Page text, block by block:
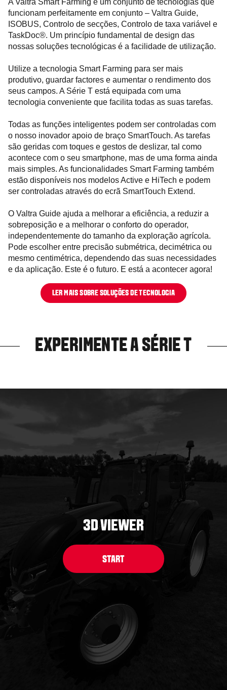
A Valtra Smart Farming é um conjunto de tecnologias que
funcionam perfeitamente em conjunto – Valtra Guide,
ISOBUS, Controlo de secções, Controlo de taxa variável e
TaskDoc®. Um princípio fundamental de design das
nossas soluções tecnológicas é a facilidade de utilização.
Utilize a tecnologia Smart Farming para ser mais
produtivo, guardar factores e aumentar o rendimento dos
seus campos. A Série T está equipada com uma
tecnologia conveniente que facilita todas as suas tarefas.
Todas as funções inteligentes podem ser controladas com
o nosso inovador apoio de braço SmartTouch. As tarefas
são geridas com toques e gestos de deslizar, tal como
acontece com o seu smartphone, mas de uma forma ainda
mais simples. As funcionalidades Smart Farming também
estão disponíveis nos modelos Active e HiTech e podem
ser controladas através do ecrã SmartTouch Extend.
O Valtra Guide ajuda a melhorar a eficiência, a reduzir a
sobreposição e a melhorar o conforto do operador,
independentemente do tamanho da exploração agrícola.
Pode escolher entre precisão submétrica, decimétrica ou
mesmo centimétrica, dependendo das suas necessidades
e da aplicação. Este é o futuro. E está a acontecer agora!
LER MAIS SOBRE SOLUÇÕES DE TECNOLOGIA
EXPERIMENTE A SÉRIE T